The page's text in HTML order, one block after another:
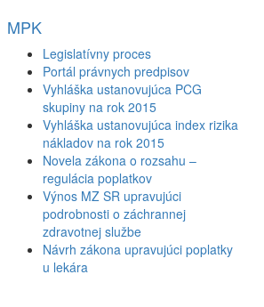
MPK
Legislatívny proces
Portál právnych predpisov
Vyhláška ustanovujúca PCG
skupiny na rok 2015
Vyhláška ustanovujúca index rizika
nákladov na rok 2015
Novela zákona o rozsahu –
regulácia poplatkov
Výnos MZ SR upravujúci
podrobnosti o záchrannej
zdravotnej službe
Návrh zákona upravujúci poplatky
u lekára